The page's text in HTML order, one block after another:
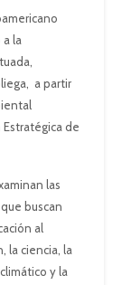
la
a partir
de
las
buscan
al
la ciencia, la
y la